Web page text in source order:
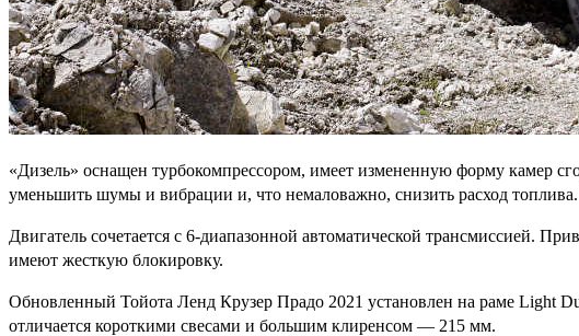
«Дизель» оснащен турбокомпрессором, имеет измененную форму камер
уменьшить шумы и вибрации и, что немаловажно, снизить расход топлива.
Двигатель сочетается с 6-диапазонной автоматической трансмиссией.
имеют жесткую блокировку.
Обновленный Тойота Ленд Крузер Прадо 2021 установлен на раме Light
отличается короткими свесами и большим клиренсом — 215 мм.